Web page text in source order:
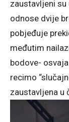
zaustavljeni
odnose dvije
pobjeđuje
međutim
bodove-
recimo
zaustavljena u